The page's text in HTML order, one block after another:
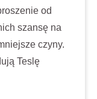
od
szansę na
czyny.
Teslę